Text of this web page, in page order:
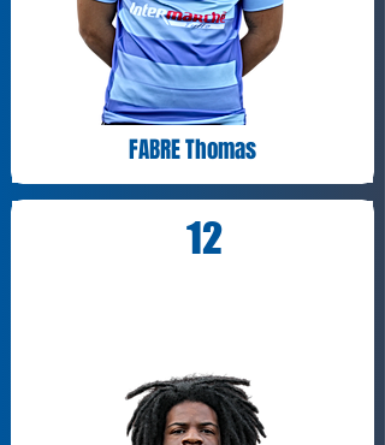
FABRE Thomas
12